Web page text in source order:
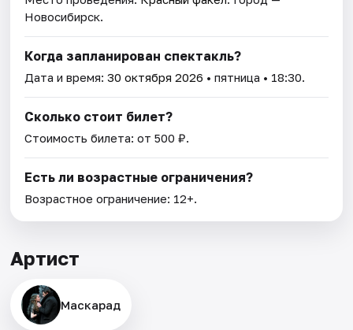
Новосибирск.
Когда запланирован спектакль?
Дата и время:30 октября 2026 • пятница • 18:30.
Сколько стоит билет?
Стоимость билета: от 500 ₽.
Есть ли возрастные ограничения?
Возрастное ограничение: 12+.
Артист
Маскарад